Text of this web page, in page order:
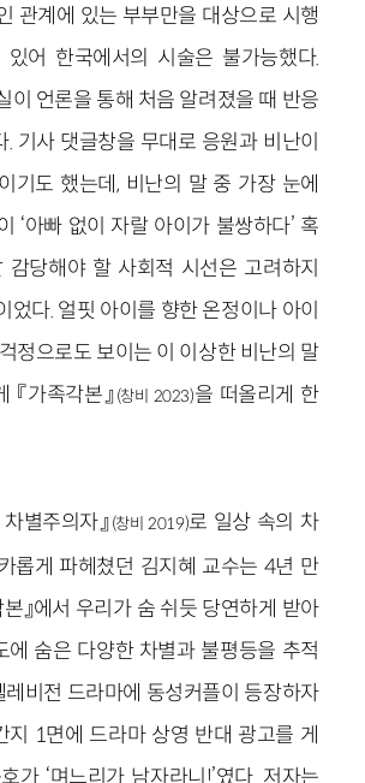
관계에 있는 부부만을 대상으로 시행
있어 한국에서의 시술은 불가능했다.
이 언론을 통해 처음 알려졌을 때 반응
기사 댓글창을 무대로 응원과 비난이
기도 했는데, 비난의 말 중 가장 눈에
‘아빠 없이 자랄 아이가 불쌍하다’ 혹
감당해야 할 사회적 시선은 고려하지
었다. 얼핏 아이를 향한 온정이나 아이
정으로도 보이는 이 이상한 비난의 말
『가족각본』 (창비 2023)을 떠올리게 한
별주의자』 (창비 2019)로 일상 속의 차
롭게 파헤쳤던 김지혜 교수는 4년 만
본』에서 우리가 숨 쉬듯 당연하게 받아
에 숨은 다양한 차별과 불평등을 추적
비전 드라마에 동성커플이 등장하자
지 1면에 드라마 상영 반대 광고를 게
가 ‘며느리가 남자라니!’였다. 저자는